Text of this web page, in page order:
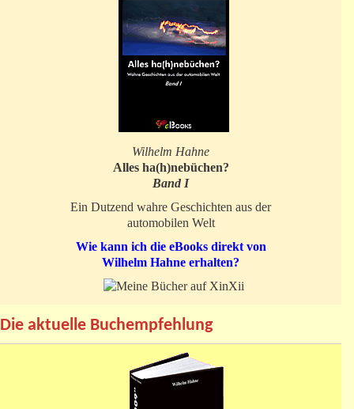
Wilhelm Hahne
Alles ha(h)nebüchen?
Band I
Ein Dutzend wahre Geschichten aus der
automobilen Welt
Wie kann ich die eBooks direkt von
Wilhelm Hahne erhalten?
Die aktuelle Buchempfehlung